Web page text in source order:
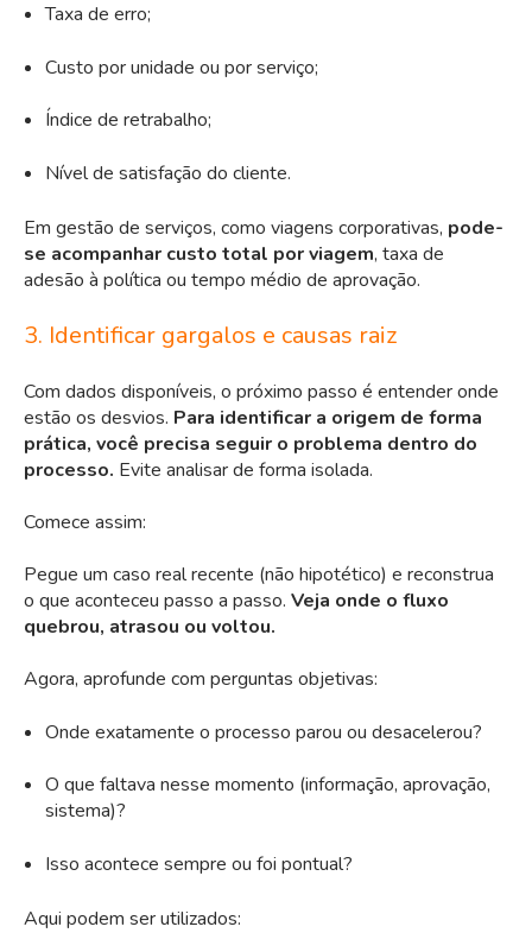
Taxa de erro;
Custo por unidade ou por serviço;
Índice de retrabalho;
Nível de satisfação do cliente.
Em gestão de serviços, como viagens corporativas, pode-
se acompanhar custo total por viagem, taxa de
adesão à política ou tempo médio de aprovação.
3. Identificar gargalos e causas raiz
Com dados disponíveis, o próximo passo é entender onde
estão os desvios. Para identificar a origem de forma
prática, você precisa seguir o problema dentro do
processo. Evite analisar de forma isolada.
Comece assim:
Pegue um caso real recente (não hipotético) e reconstrua
o que aconteceu passo a passo. Veja onde o fluxo
quebrou, atrasou ou voltou.
Agora, aprofunde com perguntas objetivas:
Onde exatamente o processo parou ou desacelerou?
O que faltava nesse momento (informação, aprovação,
sistema)?
Isso acontece sempre ou foi pontual?
Aqui podem ser utilizados: